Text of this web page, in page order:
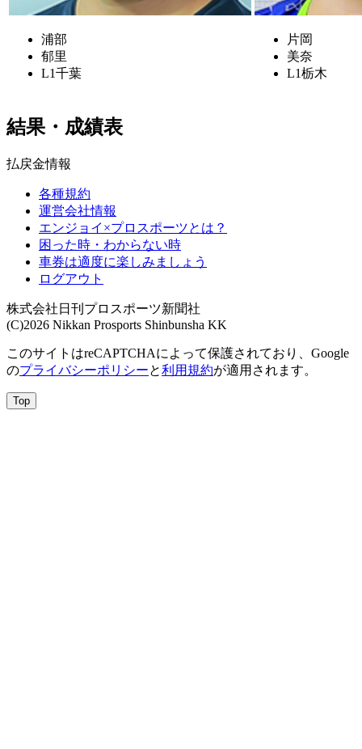
浦部
郁里
L1千葉
片岡
美奈
L1栃木
結果・成績表
払戻金情報
各種規約
運営会社情報
エンジョイ×プロスポーツとは？
困った時・わからない時
車券は適度に楽しみましょう
ログアウト
株式会社日刊プロスポーツ新聞社
(C)2026 Nikkan Prosports Shinbunsha KK
このサイトはreCAPTCHAによって保護されており、Google
のプライバシーポリシーと利用規約が適用されます。
Top